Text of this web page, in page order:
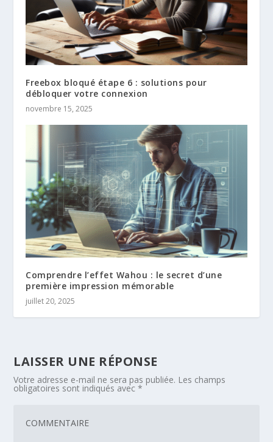
Freebox bloqué étape 6 : solutions pour
débloquer votre connexion
novembre 15, 2025
Comprendre l’effet Wahou : le secret d’une
première impression mémorable
juillet 20, 2025
LAISSER UNE RÉPONSE
Votre adresse e-mail ne sera pas publiée. Les champs
obligatoires sont indiqués avec*